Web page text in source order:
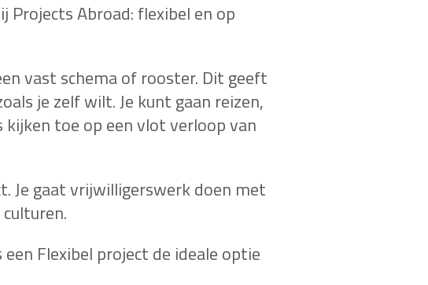
Projects Abroad: flexibel en op
vast schema of rooster. Dit geeft
je zelf wilt. Je kunt gaan reizen,
toe op een vlot verloop van
Je gaat vrijwilligerswerk doen met
Flexibel project de ideale optie